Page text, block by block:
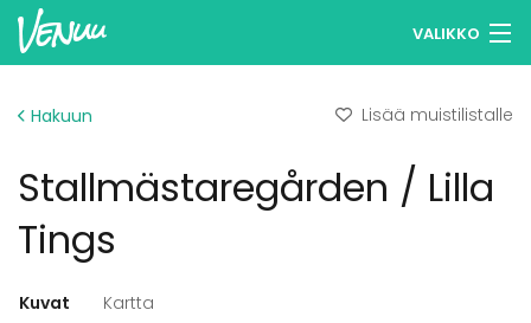
VALIKKO
Kirjaudu
Hakuun Lisää muistilistalle
Stallmästaregården / Lilla
Tings
Kuvat Kartta